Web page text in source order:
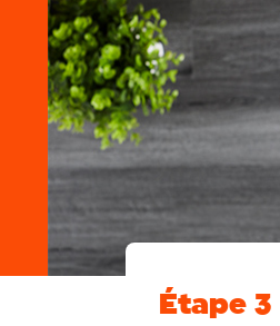
Étape 3